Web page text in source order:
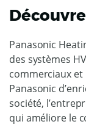
Panasonic
des systèmes
commerciaux
Panasonic
société,
qui améliore le